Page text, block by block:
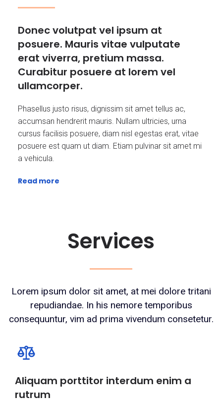
Donec volutpat vel ipsum at
posuere. Mauris vitae vulputate
erat viverra, pretium massa.
Curabitur posuere at lorem vel
ullamcorper.
Phasellus justo risus, dignissim sit amet tellus ac,
accumsan hendrerit mauris. Nullam ultricies, urna
cursus facilisis posuere, diam nisl egestas erat, vitae
posuere est quam ut diam. Etiam pulvinar sit amet mi
a vehicula.
Read more
Services
Lorem ipsum dolor sit amet, at mei dolore tritani
repudiandae. In his nemore temporibus
consequuntur, vim ad prima vivendum consetetur.
Aliquam porttitor interdum enim a
rutrum